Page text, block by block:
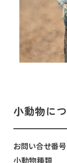
小動物に
お問い合せ番号
小動物種類